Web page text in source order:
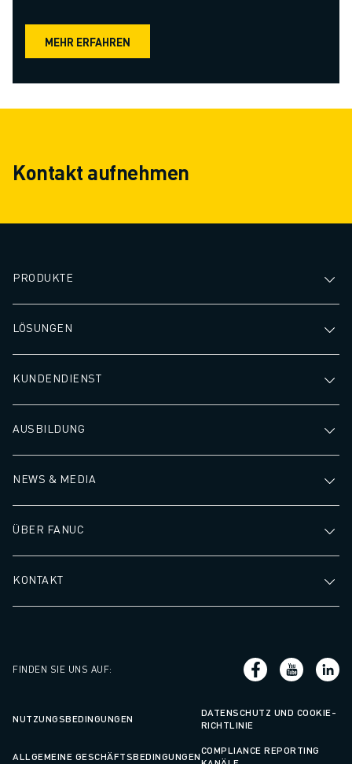
MEHR ERFAHREN
Kontakt aufnehmen
PRODUKTE
LÖSUNGEN
KUNDENDIENST
AUSBILDUNG
NEWS & MEDIA
ÜBER FANUC
KONTAKT
FINDEN SIE UNS AUF:
NUTZUNGSBEDINGUNGEN
DATENSCHUTZ UND COOKIE-
RICHTLINIE
ALLGEMEINE GESCHÄFTSBEDINGUNGEN
COMPLIANCE REPORTING